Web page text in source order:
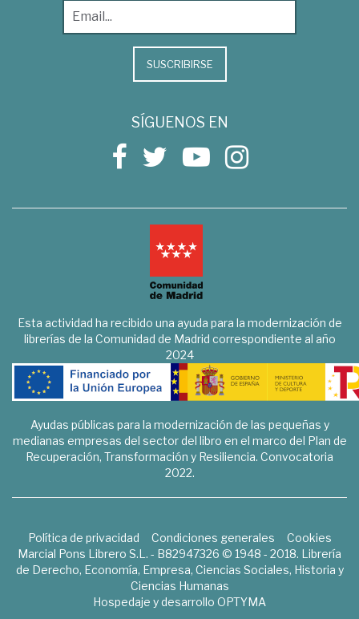
SUSCRIBIRSE
SÍGUENOS EN
Esta actividad ha recibido una ayuda para la modernización de
librerías de la Comunidad de Madrid correspondiente al año
2024
Ayudas públicas para la modernización de las pequeñas y
medianas empresas del sector del libro en el marco del Plan de
Recuperación, Transformación y Resiliencia. Convocatoria
2022.
Política de privacidad Condiciones generales
Cookies
Marcial Pons Librero S.L. - B82947326 © 1948 - 2018. Librería
de Derecho, Economía, Empresa, Ciencias Sociales, Historia y
Ciencias Humanas
Hospedaje y desarrollo OPTYMA